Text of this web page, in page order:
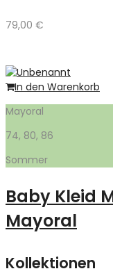
79,00 €
In den Warenkorb
Mayoral
74, 80, 86
Sommer
Baby Kleid
Mayoral
Kollektionen